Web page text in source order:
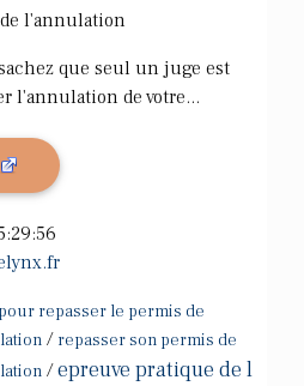
l'annulation
que seul un juge est
l'annulation de votre...
repasser le permis de
/ repasser son permis de
/epreuve pratique de l